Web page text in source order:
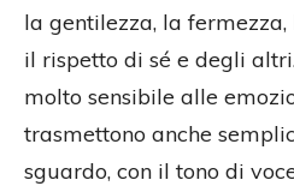
la gentilezza, la
il rispetto di sé e degli
molto sensibile alle
trasmettono anche
sguardo, con il tono di